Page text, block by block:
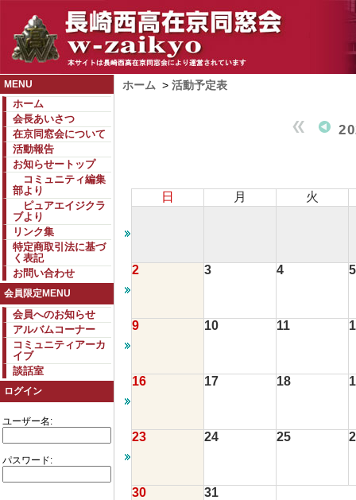
MENU
ホーム
会長あいさつ
在京同窓会について
活動報告
お知らせートップ
コミュニティ編集
部より
ピュアエイジクラ
ブより
リンク集
特定商取引法に基づ
く表記
お問い合わせ
会員限定MENU
会員へのお知らせ
アルバムコーナー
コミュニティアーカ
イブ
談話室
ログイン
ユーザー名:
パスワード:
ホーム > 活動予定表
日 月 火
2 3 4 5
9 10 11
16 17 18
23 24 25
30 31